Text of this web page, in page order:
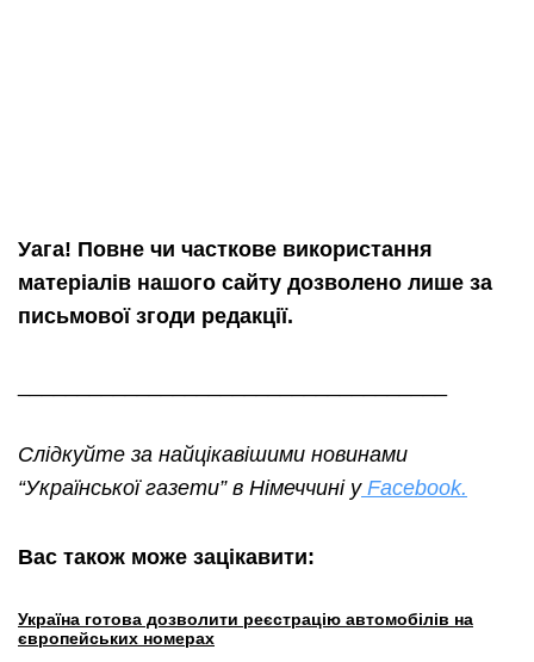
Уага! Повне чи часткове використання
матеріалів нашого сайту дозволено лише за
письмової згоди редакції.
Слідкуйте за найцікавішими новинами
“Української газети” в Німеччині уFacebook.
Вас також може зацікавити:
Україна готова дозволити реєстрацію автомобілів на
європейських номерах